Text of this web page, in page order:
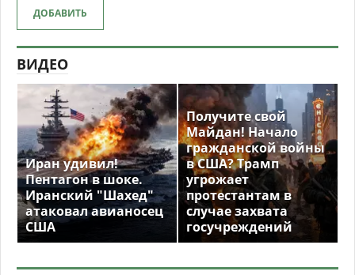
ДОБАВИТЬ
ВИДЕО
Иран удивил!
Пентагон в шоке.
Иранский "Шахед"
атаковал авианосец
США
Получите свой
Майдан! Начало
гражданской войны
в США? Трамп
угрожает
протестантам в
случае захвата
госучреждений